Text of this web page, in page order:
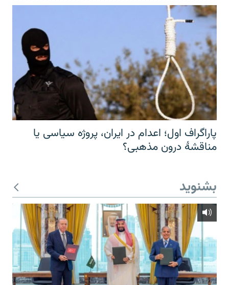
پاراگراف اول؛ اعدام در ایران، پروژه سیاسی یا
مناقشهٔ درون مذهبی؟
بشنوید